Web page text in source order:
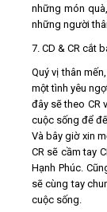
những món
những người
7. CD & CR cắt
Quý vị thân
một tình yêu
đây sẽ theo CR
cuộc sống để
Và bây giờ xin
CR sẽ cầm tay
Hạnh Phúc.
sẽ cùng tay
cuộc sống.